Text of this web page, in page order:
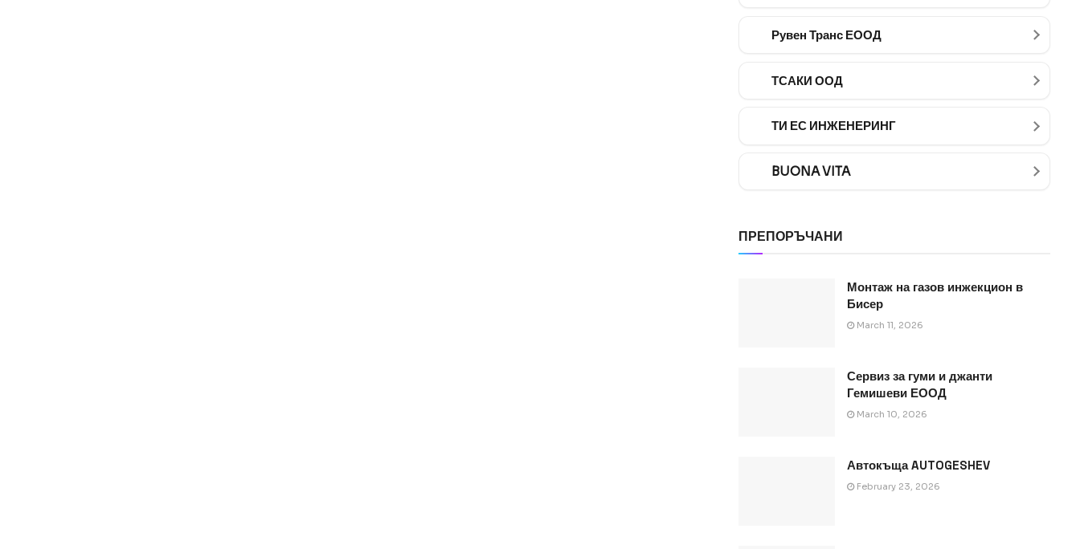
Рувен Транс ЕООД
ТСАКИ ООД
ТИ ЕС ИНЖЕНЕРИНГ
BUONA VITA
ПРЕПОРЪЧАНИ
Монтаж на газов инжекцион в
Бисер
March 11, 2026
Сервиз за гуми и джанти
Гемишеви ЕООД
March 10, 2026
Автокъща AUTOGESHEV
February 23, 2026